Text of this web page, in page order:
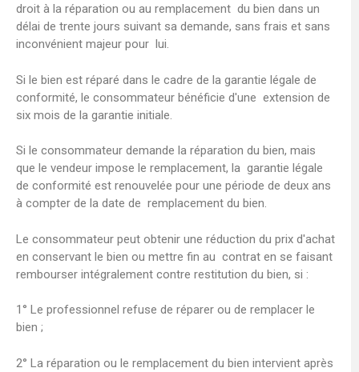
droit à la réparation ou au remplacement du bien dans un
délai de trente jours suivant sa demande, sans frais et sans
inconvénient majeur pour lui.
Si le bien est réparé dans le cadre de la garantie légale de
conformité, le consommateur bénéficie d'une extension de
six mois de la garantie initiale.
Si le consommateur demande la réparation du bien, mais
que le vendeur impose le remplacement, la garantie légale
de conformité est renouvelée pour une période de deux ans
à compter de la date de remplacement du bien.
Le consommateur peut obtenir une réduction du prix d'achat
en conservant le bien ou mettre fin au contrat en se faisant
rembourser intégralement contre restitution du bien, si :
1° Le professionnel refuse de réparer ou de remplacer le
bien ;
2° La réparation ou le remplacement du bien intervient après